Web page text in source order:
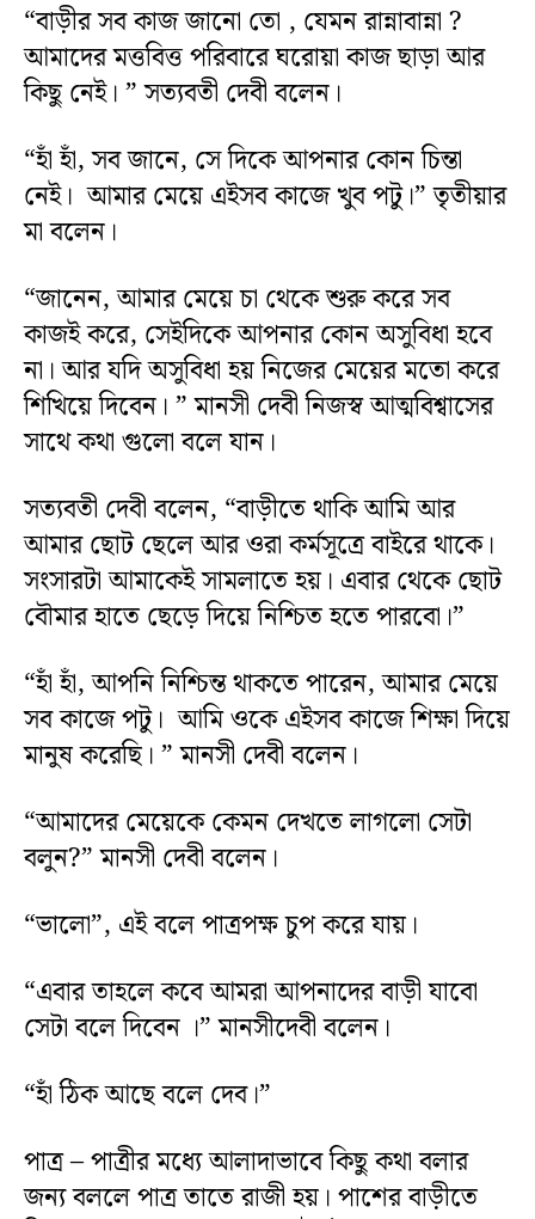
“বাড়ীর সব কাজ জানো তো , যেমন রান্নাবান্না ?
আমাদের মত্তবিত্ত পরিবারে ঘরোয়া কাজ ছাড়া আর
কিছু নেই। ” সত্যবতী দেবী বলেন।
“হাঁ হাঁ, সব জানে, সে দিকে আপনার কোন চিন্তা
নেই। আমার মেয়ে এইসব কাজে খুব পটু।” তৃতীয়ার
মা বলেন।
“জানেন, আমার মেয়ে চা থেকে শুরু করে সব
কাজই করে, সেইদিকে আপনার কোন অসুবিধা হবে
না। আর যদি অসুবিধা হয় নিজের মেয়ের মতো করে
শিখিয়ে দিবেন। ” মানসী দেবী নিজস্ব আত্মবিশ্বাসের
সাথে কথা গুলো বলে যান।
সত্যবতী দেবী বলেন, “বাড়ীতে থাকি আমি আর
আমার ছোট ছেলে আর ওরা কর্মসূত্রে বাইরে থাকে।
সংসারটা আমাকেই সামলাতে হয়। এবার থেকে ছোট
বৌমার হাতে ছেড়ে দিয়ে নিশ্চিত হতে পারবো।”
“হাঁ হাঁ, আপনি নিশ্চিন্ত থাকতে পারেন, আমার মেয়ে
সব কাজে পটু। আমি ওকে এইসব কাজে শিক্ষা দিয়ে
মানুষ করেছি। ” মানসী দেবী বলেন।
“আমাদের মেয়েকে কেমন দেখতে লাগলো সেটা
বলুন?” মানসী দেবী বলেন।
“ভালো”, এই বলে পাত্রপক্ষ চুপ করে যায়।
“এবার তাহলে কবে আমরা আপনাদের বাড়ী যাবো
সেটা বলে দিবেন ।” মানসীদেবী বলেন।
“হাঁ ঠিক আছে বলে দেব।”
পাত্র – পাত্রীর মধ্যে আলাদাভাবে কিছু কথা বলার
জন্য বললে পাত্র তাতে রাজী হয়। পাশের বাড়ীতে